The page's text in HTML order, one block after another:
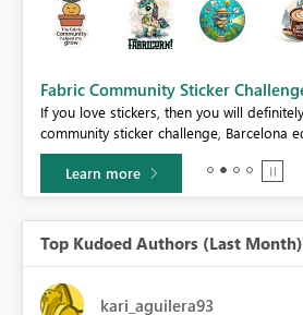
Fabric Community Sticker
If you love stickers, then you will
community sticker challenge, Barcelona
Learn more
Top Kudoed Authors (Last Month)
kari_aguilera93